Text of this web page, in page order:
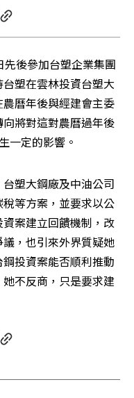
後參加台塑企業集團
塑在雲林投資台塑大
曆年後與經建會主委
將對這對農曆過年後
一定的影響。
塑大鋼廠及中油公司
等方案，並要求以公
案建立回饋機制，改
，也引來外界質疑她
投資案能否順利推動
不反商，只是要求建